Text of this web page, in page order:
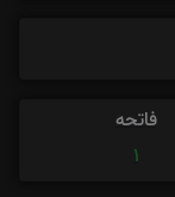
فاتحه
1